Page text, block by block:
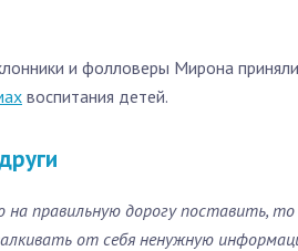
и фолловеры Мирона
воспитания детей.
на правильную дорогу поставить,
от себя ненужную